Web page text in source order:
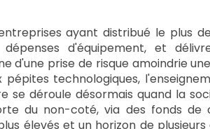
ayant distribué le plus
d'équipement, et
d'une prise de risque amoindrie
pépites technologiques,
se déroule désormais quand la
du non-coté, via des fonds de
élevés et un horizon de plusieurs